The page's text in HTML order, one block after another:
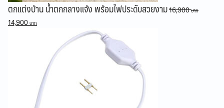
ตกแต่งบ้าน น้ำตกกลางแจ้ง พร้อมไฟประดับสวยงาม16,900
Original
14,900
14,900 ฿.